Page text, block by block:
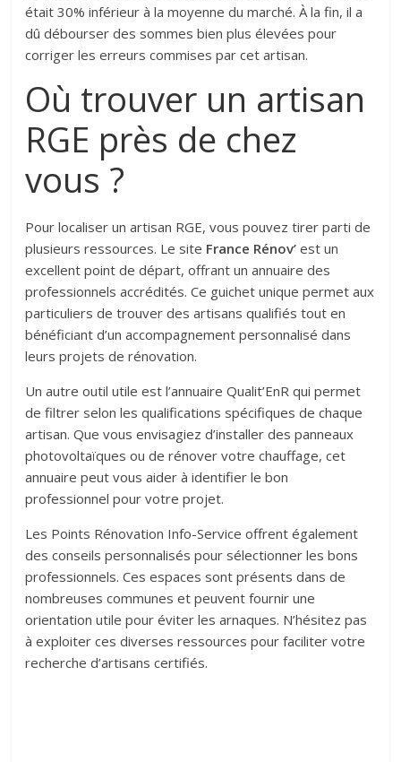
était 30% inférieur à la moyenne du marché. À la fin, il a
dû débourser des sommes bien plus élevées pour
corriger les erreurs commises par cet artisan.
Où trouver un artisan
RGE près de chez
vous ?
Pour localiser un artisan RGE, vous pouvez tirer parti de
plusieurs ressources. Le site France Rénov’ est un
excellent point de départ, offrant un annuaire des
professionnels accrédités. Ce guichet unique permet aux
particuliers de trouver des artisans qualifiés tout en
bénéficiant d’un accompagnement personnalisé dans
leurs projets de rénovation.
Un autre outil utile est l’annuaire Qualit’EnR qui permet
de filtrer selon les qualifications spécifiques de chaque
artisan. Que vous envisagiez d’installer des panneaux
photovoltaïques ou de rénover votre chauffage, cet
annuaire peut vous aider à identifier le bon
professionnel pour votre projet.
Les Points Rénovation Info-Service offrent également
des conseils personnalisés pour sélectionner les bons
professionnels. Ces espaces sont présents dans de
nombreuses communes et peuvent fournir une
orientation utile pour éviter les arnaques. N’hésitez pas
à exploiter ces diverses ressources pour faciliter votre
recherche d’artisans certifiés.